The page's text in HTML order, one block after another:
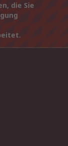
die Sie